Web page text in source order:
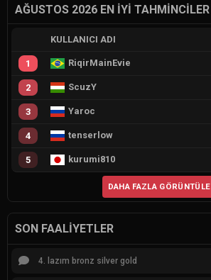
AĞUSTOS 2026 EN İYI TAHMINCILER
KULLANICI ADI
1 RiqirMainEvie
2 ScuzY
3 Yaroc
4 tenserlow
5 kurumi810
DAHA FAZLA GÖRÜNTÜLE
SON FAALIYETLER
4. lazım bronz silver gold